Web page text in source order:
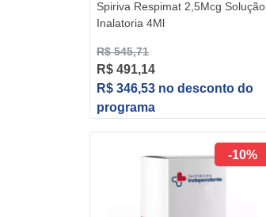
Spiriva Respimat 2,5Mcg Solução
Inalatoria 4Ml
R$ 545,71
R$ 491,14
R$ 346,53 no desconto do
programa
-10%